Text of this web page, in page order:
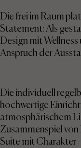
Die frei im Raum
Statement: Als
Design mit
Anspruch der
Die individuell
hochwertige
atmosphärischem
Zusammenspiel
Suite mit Charakter